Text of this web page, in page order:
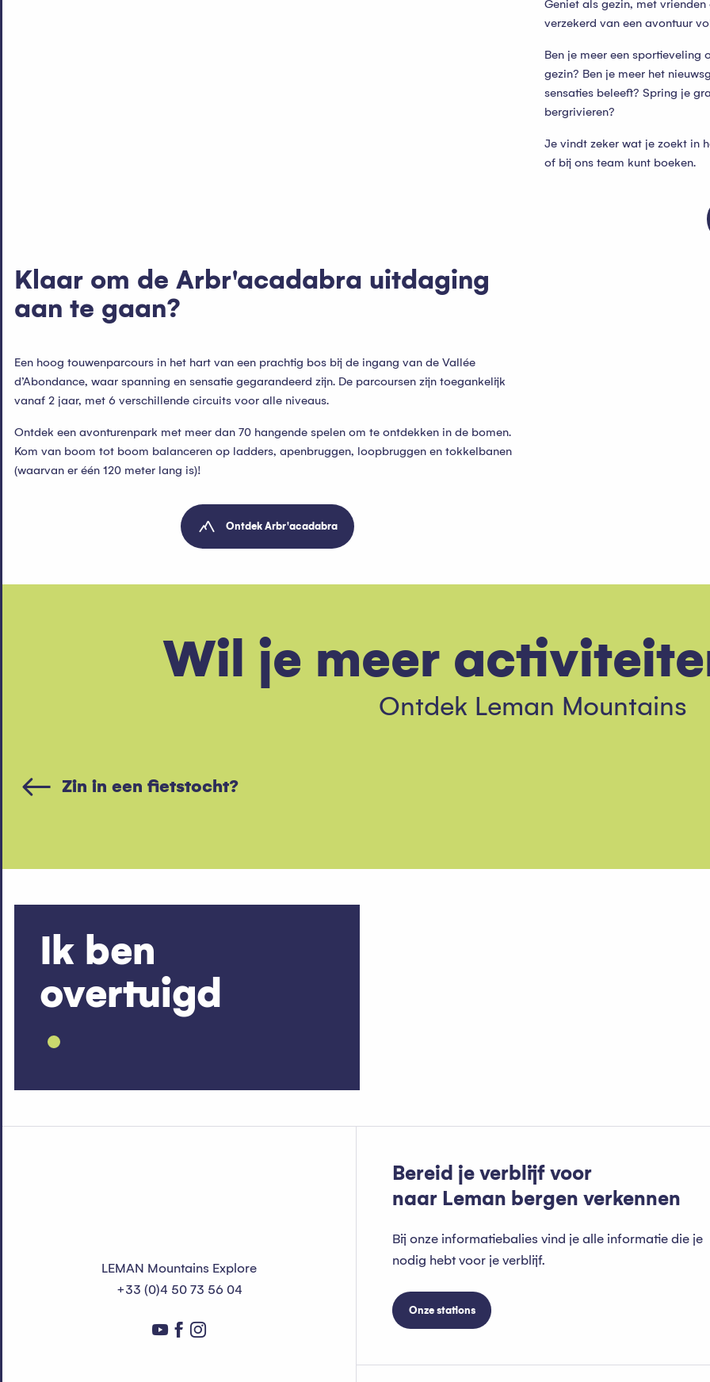
Geniet als gezin, met vrienden
verzekerd van een avontuur
Ben je meer een sportieveling
gezin? Ben je meer het
sensaties beleeft? Spring je
bergrivieren?
Je vindt zeker wat je zoekt in
of bij ons team kunt boeken.
Klaar om de Arbr'acadabra uitdaging
aan te gaan?
Een hoog touwenparcours in het hart van een prachtig bos bij de ingang van de Vallée
d’Abondance, waar spanning en sensatie gegarandeerd zijn. De parcoursen zijn toegankelijk
vanaf 2 jaar, met 6 verschillende circuits voor alle niveaus.
Ontdek een avonturenpark met meer dan 70 hangende spelen om te ontdekken in de bomen.
Kom van boom tot boom balanceren op ladders, apenbruggen, loopbruggen en tokkelbanen
(waarvan er één 120 meter lang is)!
Ontdek Arbr'acadabra
Wil je meer
Ontdek Leman Mountains
Zin in een fietstocht?
Ik ben
overtuigd
LEMAN Mountains Explore
+33 (0)4 50 73 56 04
Bereid je verblijf voor
naar Leman bergen verkennen
Bij onze informatiebalies vind je alle informatie die je
nodig hebt voor je verblijf.
Onze stations